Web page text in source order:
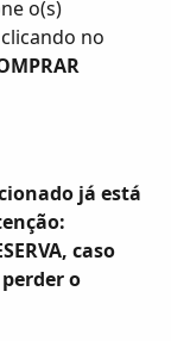
o(s)
no
já está
, caso
o